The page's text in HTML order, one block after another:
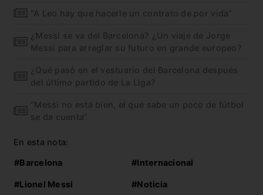
“A Leo hay que hacerle un contrato de por vida”
¿Messi se va del Barcelona? ¿Un viaje de Jorge
Messi para arreglar su futuro en grande europeo?
¿Qué pasó en el vestuario del Barcelona después
del último partido de La Liga?
“Messi no está bien, el que sabe un poco de fútbol
se da cuenta”
En esta nota:
#Barcelona #Internacional
#Lionel Messi #Noticia